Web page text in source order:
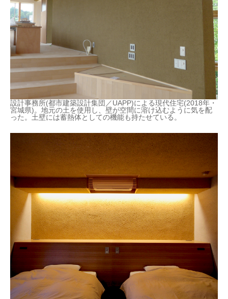
設計事務所(都市建築設計集団／UAPP)による現代住宅(2018年・
宮城県)。地元の土を使用し、壁が空間に溶け込むように気を配
った。土壁には蓄熱体としての機能も持たせている。